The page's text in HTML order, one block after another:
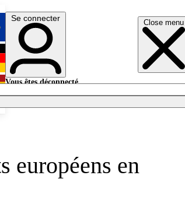
Close menu
English
Deutsch
Se connecter
Vous êtes déconnecté.
européens en